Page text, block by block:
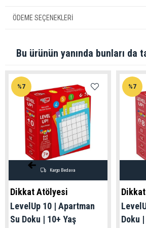
ÖDEME SEÇENEKLERI
Bu ürünün yanında bunları da
Dikkat Atölyesi
LevelUp 10 | Apartman
Su Doku | 10+ Yaş
%7
Kargo Bedava
Doku
%7